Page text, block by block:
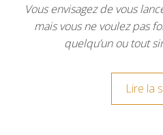
Vous envisagez de vous
mais vous ne voulez pas
quelqu’un ou tout
Lire la